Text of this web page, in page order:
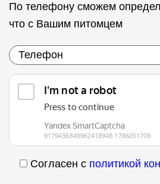
По телефону сможем
что с Вашим питомцем
Согласен с политикой